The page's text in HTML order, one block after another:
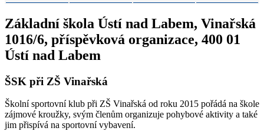
Základní škola Ústí nad Labem, Vinařská
1016/6, příspěvková organizace, 400 01
Ústí nad Labem
ŠSK při ZŠ Vinařská
Školní sportovní klub při ZŠ Vinařská od roku 2015 pořádá na škole
zájmové kroužky, svým členům organizuje pohybové aktivity a také
jim přispívá na sportovní vybavení.